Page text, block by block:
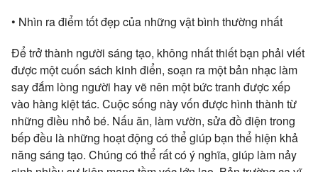
• Nhìn ra điểm tốt đẹp của những vật bình thường nhất
Để trở thành người sáng tạo, không nhất thiết bạn phải viết
được một cuốn sách kinh điển, soạn ra một bản nhạc làm
say đắm lòng người hay vẽ nên một bức tranh được xếp
vào hàng kiệt tác. Cuộc sống này vốn được hình thành từ
những điều nhỏ bé. Nấu ăn, làm vườn, sửa đồ điện trong
bếp đều là những hoạt động có thể giúp bạn thể hiện khả
năng sáng tạo. Chúng có thể rất có ý nghĩa, giúp làm nảy